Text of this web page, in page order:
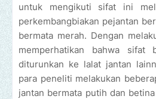
untuk mengikuti sifat ini
perkembangbiakan pejantan
bermata merah. Dengan
memperhatikan bahwa sifat
diturunkan ke lalat jantan
para peneliti melakukan
jantan bermata putih dan